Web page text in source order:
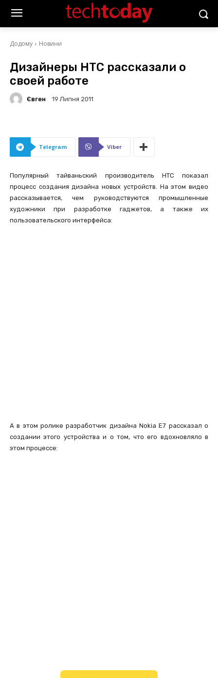
Додому Новини
Дизайнеры HTC рассказали о
своей работе
Євген 19 Липня 2011
Telegram Viber
Популярный тайваньский производитель HTC показал
процесс создания дизайна новых устройств. На этом видео
рассказывается, чем руководствуются промышленные
художники при разработке гаджетов, а также их
пользовательского интерфейса:
А в этом ролике разработчик дизайна Nokia E7 рассказал о
создании этого устройства и о том, что его вдохновляло в
этом процессе: